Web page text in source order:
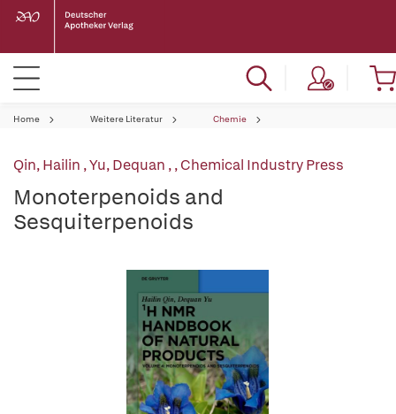
Home Weitere Literatur Chemie
Qin, Hailin ,Yu, Dequan ,, Chemical Industry Press
Monoterpenoids and
Sesquiterpenoids